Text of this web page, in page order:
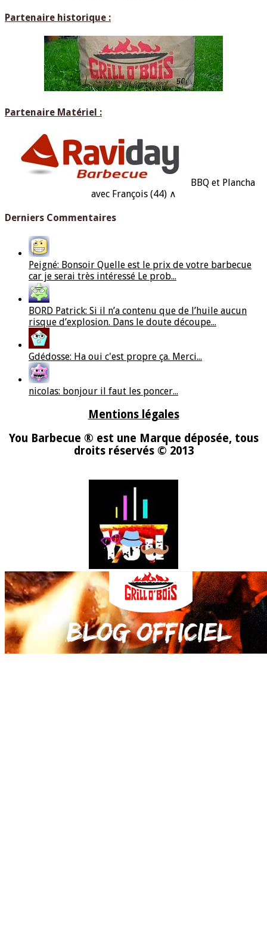
Partenaire historique :
Partenaire Matériel :
BBQ et Plancha
avec François (44) ∧
Derniers Commentaires
Peigné: Bonsoir Quelle est le prix de votre barbecue
car je serai très intéressé Le prob...
BORD Patrick: Si il n’a contenu que de l’huile aucun
risque d’explosion. Dans le doute découpe...
Gdédosse: Ha oui c'est propre ça. Merci...
nicolas: bonjour il faut les poncer...
Mentions légales
You Barbecue ® est une Marque déposée, tous
droits réservés © 2013